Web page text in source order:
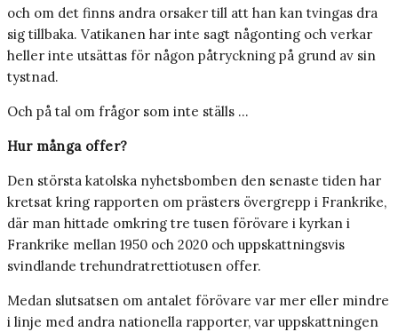
och om det finns andra orsaker till att han kan tvingas dra
sig tillbaka. Vatikanen har inte sagt någonting och verkar
heller inte utsättas för någon påtryckning på grund av sin
tystnad.
Och på tal om frågor som inte ställs …
Hur många offer?
Den största katolska nyhetsbomben den senaste tiden har
kretsat kring rapporten om prästers övergrepp i Frankrike,
där man hittade omkring tre tusen förövare i kyrkan i
Frankrike mellan 1950 och 2020 och uppskattningsvis
svindlande trehundratrettiotusen offer.
Medan slutsatsen om antalet förövare var mer eller mindre
i linje med andra nationella rapporter, var uppskattningen